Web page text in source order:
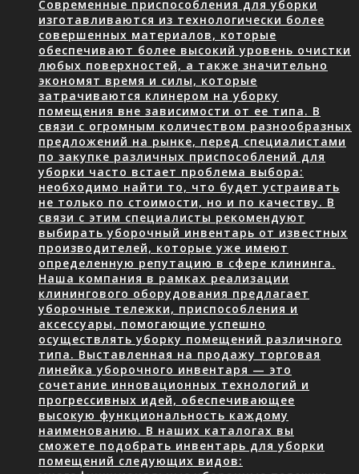
Современные приспособления для уборки
изготавливаются из технологически более
совершенных материалов, которые
обеспечивают более высокий уровень очистки
любых поверхностей, а также значительно
экономят время и силы, которые
затрачиваются клинером на уборку
помещения вне зависимости от ее типа. В
связи с огромным количеством разнообразных
предложений на рынке, перед специалистами
по закупке различных приспособлений для
уборки часто встает проблема выбора:
необходимо найти то, что будет устраивать
не только по стоимости, но и по качеству. В
связи с этим специалисты рекомендуют
выбирать уборочный инвентарь от известных
производителей, которые уже имеют
определенную репутацию в сфере клининга.
Наша компания в рамках реализации
клинингового оборудования предлагает
уборочные тележки, приспособления и
аксессуары, помогающие успешно
осуществлять уборку помещений различного
типа. Выставленная на продажу торговая
линейка уборочного инвентаря — это
сочетание инновационных технологий и
прогрессивных идей, обеспечивающее
высокую функциональность каждому
наименованию. В наших каталогах вы
сможете подобрать инвентарь для уборки
помещений следующих видов: